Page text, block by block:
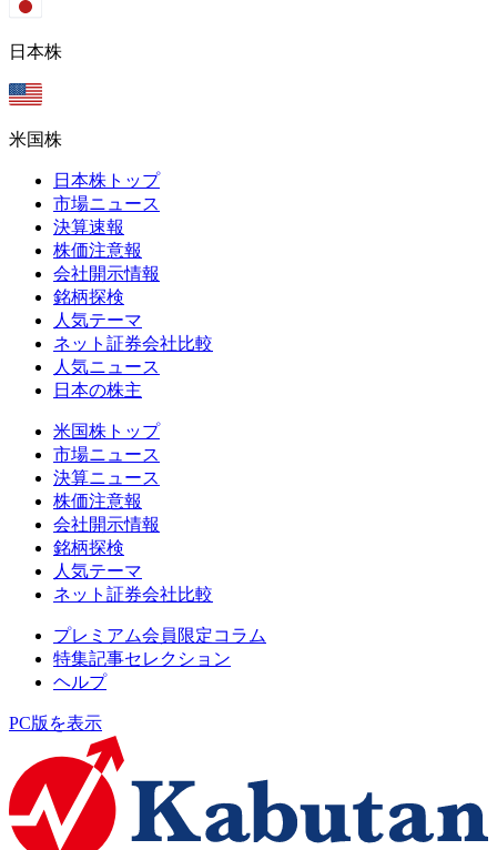
日本株
米国株
日本株トップ
市場ニュース
決算速報
株価注意報
会社開示情報
銘柄探検
人気テーマ
ネット証券会社比較
人気ニュース
日本の株主
米国株トップ
市場ニュース
決算ニュース
株価注意報
会社開示情報
銘柄探検
人気テーマ
ネット証券会社比較
プレミアム会員限定コラム
特集記事セレクション
ヘルプ
PC版を表示